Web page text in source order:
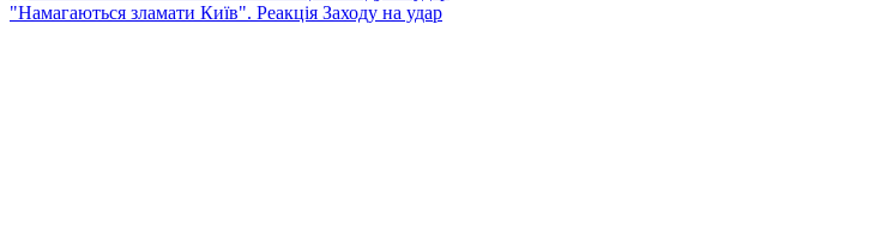
"Намагаються зламати Київ". Реакція Заходу на удар